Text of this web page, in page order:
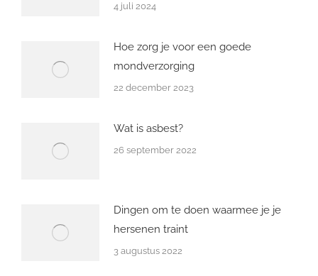
4 juli 2024
Hoe zorg je voor een goede
mondverzorging
22 december 2023
Wat is asbest?
26 september 2022
Dingen om te doen waarmee je je
hersenen traint
3 augustus 2022